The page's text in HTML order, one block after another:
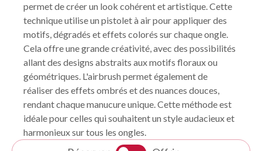
permet de créer un look cohérent et artistique. Cette
technique utilise un pistolet à air pour appliquer des
motifs, dégradés et effets colorés sur chaque ongle.
Cela offre une grande créativité, avec des possibilités
allant des designs abstraits aux motifs floraux ou
géométriques. L'airbrush permet également de
réaliser des effets ombrés et des nuances douces,
rendant chaque manucure unique. Cette méthode est
idéale pour celles qui souhaitent un style audacieux et
harmonieux sur tous les ongles.